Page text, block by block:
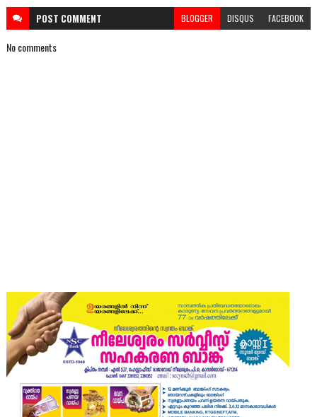
POST COMMENT BLOGGER DISQUS FACEBOOK
No comments